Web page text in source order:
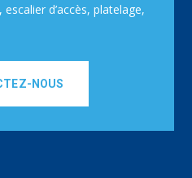
d’accès, platelage,
NOUS